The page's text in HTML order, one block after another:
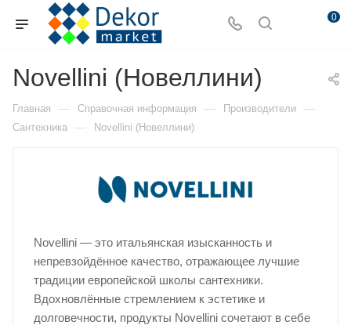
0
Novellini (Новеллини)
Главная — Справочная информация — Производители —
Сантехника — Novellini (Новеллини)
Novellini — это итальянская изысканность и
непревзойдённое качество, отражающее лучшие
традиции европейской школы сантехники.
Вдохновлённые стремлением к эстетике и
долговечности, продукты Novellini сочетают в себе